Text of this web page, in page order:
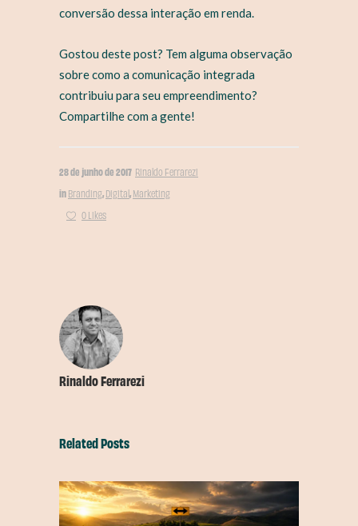
conversão dessa interação em renda.
Gostou deste post? Tem alguma observação
sobre como a comunicação integrada
contribuiu para seu empreendimento?
Compartilhe com a gente!
28 de junho de 2017 Rinaldo Ferrarezi
in Branding, Digital, Marketing
0 Likes
Rinaldo Ferrarezi
Related Posts